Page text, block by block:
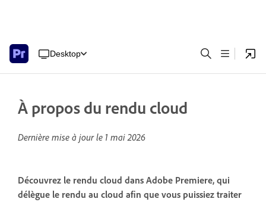
Desktop
À propos du rendu cloud
Dernière mise à jour le 1 mai 2026
Découvrez le rendu cloud dans Adobe Premiere, qui
délègue le rendu au cloud afin que vous puissiez traiter